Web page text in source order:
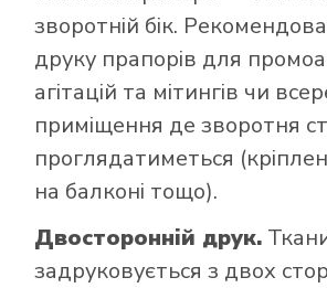
зворотній бік.
друку прапорів для
агітацій та мітингів чи
приміщення де зворотня
проглядатиметься
на балконі тощо).
Двосторонній друк.
задруковується з двох